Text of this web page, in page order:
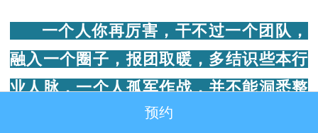
一个人你再厉害，干不过一个团队，
融入一个圈子，报团取暖，多结识些本行
业人脉，一个人孤军作战，并不能洞悉整
个采购行业的命脉，加入众智CPPM采购
预约